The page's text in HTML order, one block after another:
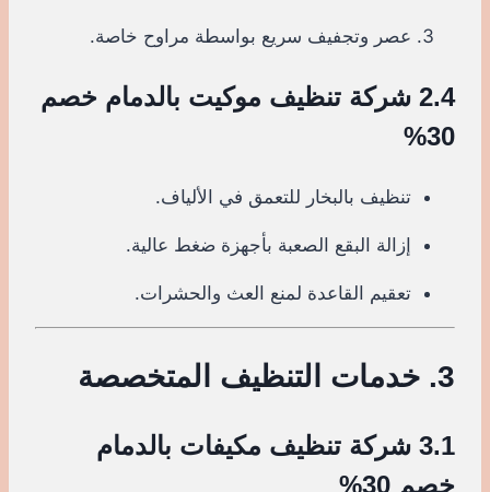
عصر وتجفيف سريع بواسطة مراوح خاصة.
2.4 شركة تنظيف موكيت بالدمام خصم
30%
تنظيف بالبخار للتعمق في الألياف.
إزالة البقع الصعبة بأجهزة ضغط عالية.
تعقيم القاعدة لمنع العث والحشرات.
3. خدمات التنظيف المتخصصة
3.1 شركة تنظيف مكيفات بالدمام
خصم 30%